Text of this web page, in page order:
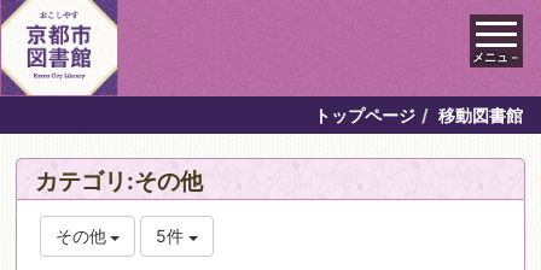
メニュ－
トップページ 移動図書館
カテゴリ:その他
その他 5件